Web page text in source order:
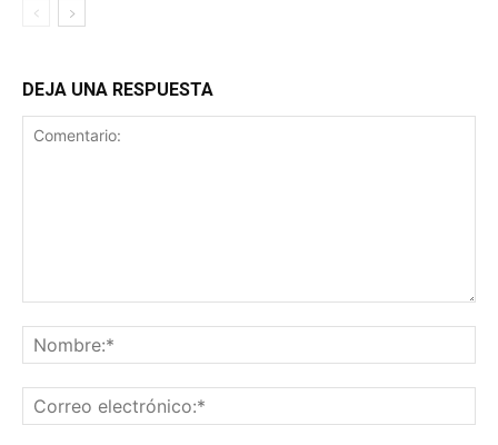
DEJA UNA RESPUESTA